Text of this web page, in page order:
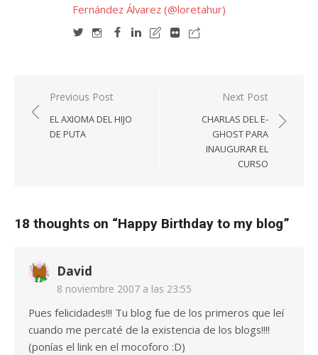
Fernández Álvarez (@loretahur)
Navegación
de
entradas
Previous Post
EL AXIOMA DEL HIJO
DE PUTA
Next Post
CHARLAS DEL E-
GHOST PARA
INAUGURAR EL
CURSO
18 thoughts on “Happy Birthday to my blog”
David
8 noviembre 2007 a las 23:55
Pues felicidades!!! Tu blog fue de los primeros que leí
cuando me percaté de la existencia de los blogs!!!!
(ponías el link en el mocoforo :D)